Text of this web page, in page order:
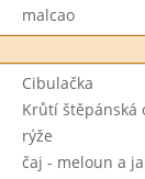
malcao
Cibulačka
Krůtí štěpánská
rýže
čaj - meloun a